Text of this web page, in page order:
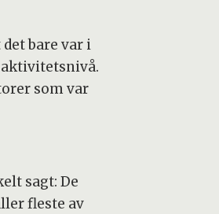
bare var i
som var
sagt: De
fleste av